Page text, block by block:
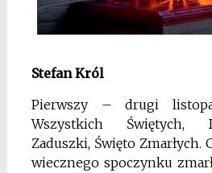
Stefan Król
Pierwszy – drugi
Wszystkich Świętych,
Zaduszki, Święto Zmarłych.
wiecznego spoczynku